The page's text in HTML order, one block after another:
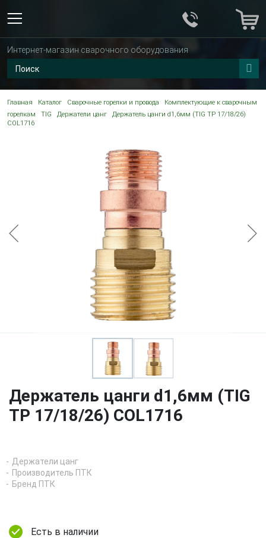
Интернет-магазин сварочного оборудования
Главная Каталог Сварочные горелки и провода
Комплектующие к сварочным
горелкам
TIG Держатели цанг
Держатель цанги d1,6мм (TIG TP 17/18/26)
COL1716
Держатель цанги d1,6мм (TIG
TP 17/18/26) COL1716
Держатели цанг
Производитель ПТК
Бренд ПТК
Есть в наличии